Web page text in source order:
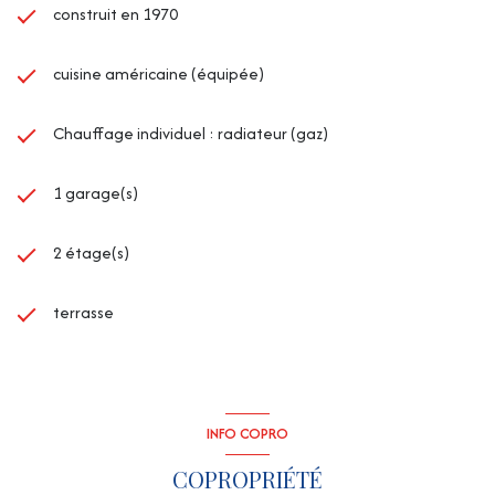
construit en 1970
cuisine américaine (équipée)
Chauffage individuel : radiateur (gaz)
1 garage(s)
2 étage(s)
terrasse
INFO COPRO
COPROPRIÉTÉ